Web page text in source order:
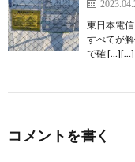
東日本電
すべてが
で確 […][…]
コメントを書く